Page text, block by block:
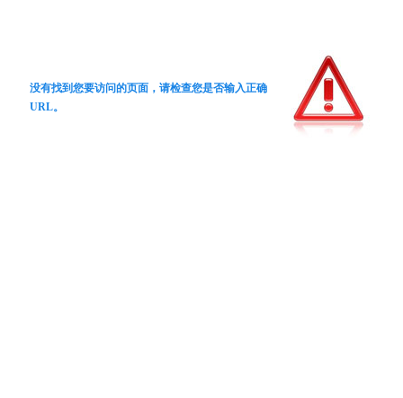
没有找到您要访问的页面，请检查您是否输入正确
URL。